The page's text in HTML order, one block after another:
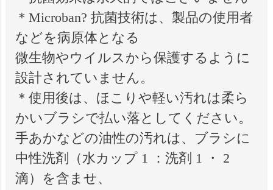
＊Microban? 抗菌技術は、製品の使用者
などを病原体となる
微生物やウイルスから保護するように
設計されていません。
＊使用後は、ほこりや軽い汚れは柔ら
かいブラシで払い落としてください。
手あかなどの油性の汚れは、ブラシに
中性洗剤（水カップ 1 ：洗剤 1 ・ 2
滴）を含ませ、